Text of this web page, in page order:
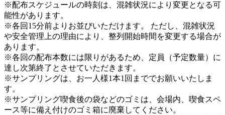
※配布スケジュールの時刻は、混雑状況により変更となる可
能性があります。
※各回15分前よりお並びいただけます。 ただし、混雑状況
や安全管理上の理由により、整列開始時間を変更する場合が
あります。
※各回の配布本数には限りがあるため、定員（予定数量）に
達し次第終了とさせていただきます。
※サンプリングは、お一人様1本1回まででお願いいたしま
す。
※サンプリング喫食後の袋などのゴミは、会場内、喫食スペ
ース等に備え付けのゴミ箱に廃棄してください。